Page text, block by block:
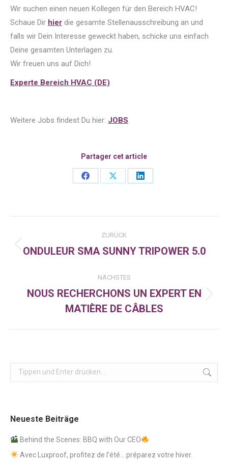
Wir suchen einen neuen Kollegen für den Bereich HVAC!
Schaue Dir hier die gesamte Stellenausschreibung an und
falls wir Dein Interesse geweckt haben, schicke uns einfach
Deine gesamten Unterlagen zu.
Wir freuen uns auf Dich!
Experte Bereich HVAC (DE)
Weitere Jobs findest Du hier: JOBS
Partager cet article
Share
Share
Share
Kommentarnavigation
ZURÜCK
Vorheriger
ONDULEUR SMA SUNNY TRIPOWER 5.0
NÄCHSTES
Nächster
Beitrag:
NOUS RECHERCHONS UN EXPERT EN
MATIÈRE DE CÂBLES
Search:
Neueste Beiträge
Behind the Scenes: BBQ with Our CEO
Avec Luxproof, profitez de l’été… préparez votre hiver.